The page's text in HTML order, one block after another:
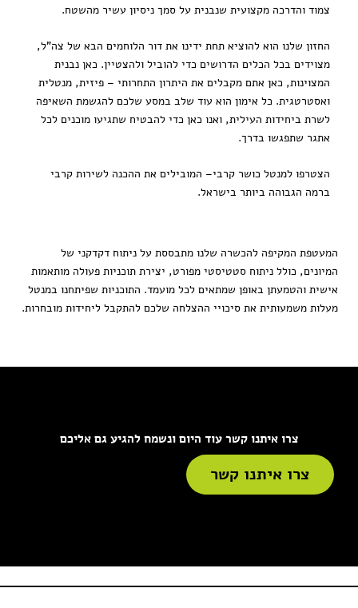
צמוד והדרכה מקצועית שנבנית על סמך ניסיון עשיר מהשטח.
החזון שלנו הוא להוציא תחת ידינו את דור הלוחמים הבא של צה"ל,
מצוידים בכל הכלים הדרושים כדי להוביל ולהצטיין. כאן נבנית
המצוינות, כאן אתם מקבלים את היתרון התחרותי – פיזית, מנטלית
ואסטרטגית. כל אימון הוא עוד שלב במסע שלכם להגשמת השאיפה
לשרת ביחידות העילית, ואנו כאן כדי להבטיח שתגיעו מוכנים לכל
אתגר שתפגשו בדרך.
הצטרפו למנטל כושר קרבי– המובילים את ההכנה לשירות קרבי
ברמה הגבוהה ביותר בישראל.
המעטפת המקיפה להכשרה שלנו מתבססת על ניתוח דקדקני של
המיונים, כולל ניתוח סטטיסטי מפורט, יצירת תוכניות פעולה מותאמות
אישית והטמעתן באופן שמתאים לכל מועמד. התוכניות שפיתחנו במנטל
מעלות משמעותית את סיכויי ההצלחה שלכם להתקבל ליחידות מובחרות.
צרו איתנו קשר עוד היום ונשמח להגיע גם אליכם
צרו איתנו קשר